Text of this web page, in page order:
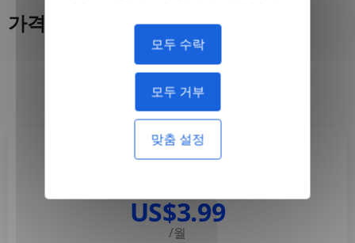
모두 수락
모두 거부
맞춤 설정
가격
월간 간행물 매년
US$3.99
/월